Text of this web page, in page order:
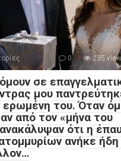
0 235
σε
μου
ερωμένη του. Όταν
από τον «μήνα του
ότι η
ανήκε